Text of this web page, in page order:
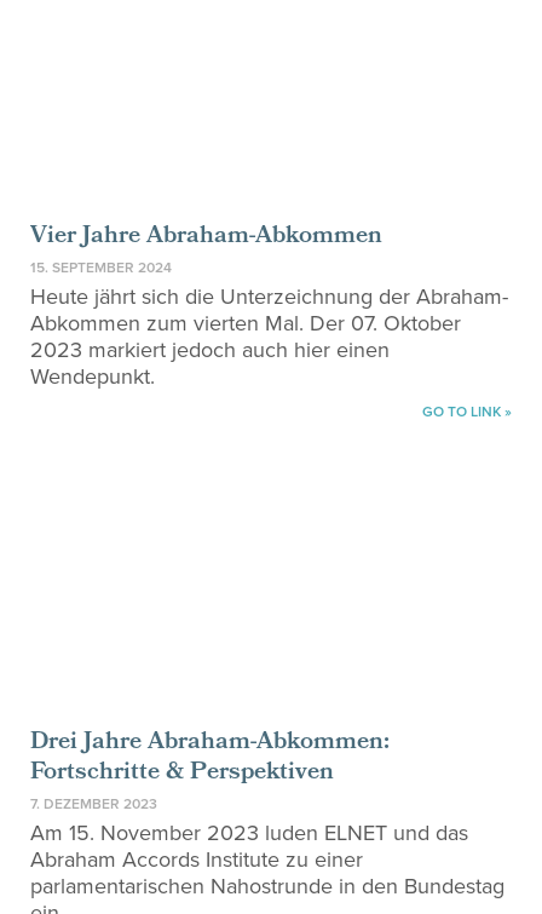
Vier Jahre Abraham-Abkommen
15. SEPTEMBER 2024
Heute jährt sich die Unterzeichnung der Abraham-
Abkommen zum vierten Mal. Der 07. Oktober
2023 markiert jedoch auch hier einen
Wendepunkt.
GO TO LINK »
Drei Jahre Abraham-Abkommen:
Fortschritte & Perspektiven
7. DEZEMBER 2023
Am 15. November 2023 luden ELNET und das
Abraham Accords Institute zu einer
parlamentarischen Nahostrunde in den Bundestag